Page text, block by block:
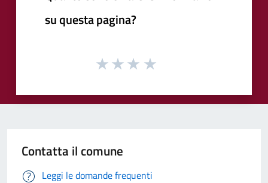
su questa pagina?
Contatta il comune
Leggi le domande frequenti